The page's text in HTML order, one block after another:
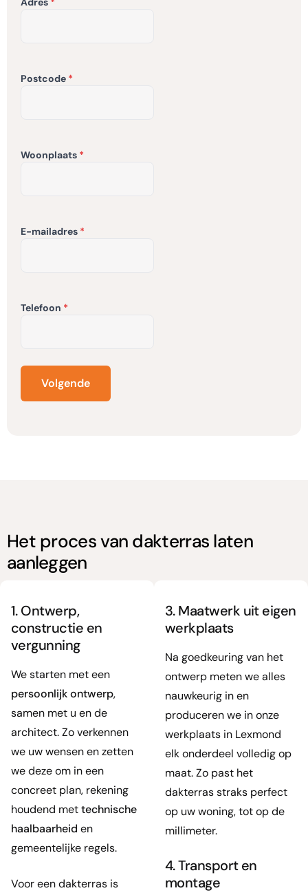
Postcode
Woonplaats
E-mailadres
Telefoon
Het proces van dakterras laten
aanleggen
1. Ontwerp,
constructie en
vergunning
We starten met een
persoonlijk ontwerp,
samen met u en de
architect. Zo verkennen
we uw wensen en zetten
we deze om in een
concreet plan, rekening
houdend mettechnische
haalbaarheid en
gemeentelijke regels.
Voor een dakterras is
3. Maatwerk uit eigen
werkplaats
Na goedkeuring van het
ontwerp meten we alles
nauwkeurig in en
produceren we in onze
werkplaats in Lexmond
elk onderdeel volledig op
maat. Zo past het
dakterras straks perfect
op uw woning, tot op de
millimeter.
4. Transport en
montage